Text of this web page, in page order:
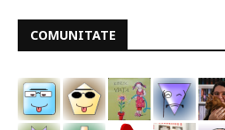
COMUNITATE